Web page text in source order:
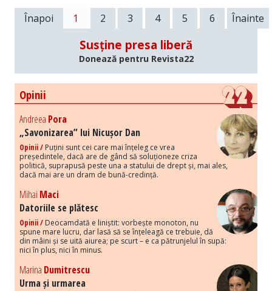
Înapoi 1 2 3 4 5 6 Înainte
Susține presa liberă
Donează pentru Revista22
Opinii
Andreea Pora
„Savonizarea” lui Nicușor Dan
Opinii / Puțini sunt cei care mai înțeleg ce vrea
președintele, dacă are de gând să soluționeze criza
politică, suprapusă peste una a statului de drept și, mai ales,
dacă mai are un dram de bună-credință.
Mihai Maci
Datoriile se plătesc
Opinii / Deocamdată e liniștit: vorbește monoton, nu
spune mare lucru, dar lasă să se înțeleagă ce trebuie, dă
din mâini și se uită aiurea; pe scurt – e ca pătrunjelul în supă:
nici în plus, nici în minus.
Marina Dumitrescu
Urma și urmarea